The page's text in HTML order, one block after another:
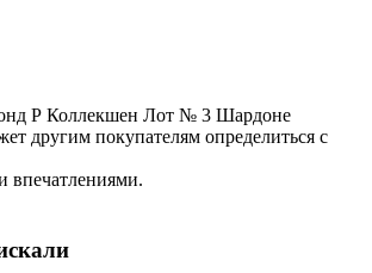
Р Коллекшен Лот № 3 Шардоне
другим покупателям определиться с
впечатлениями.